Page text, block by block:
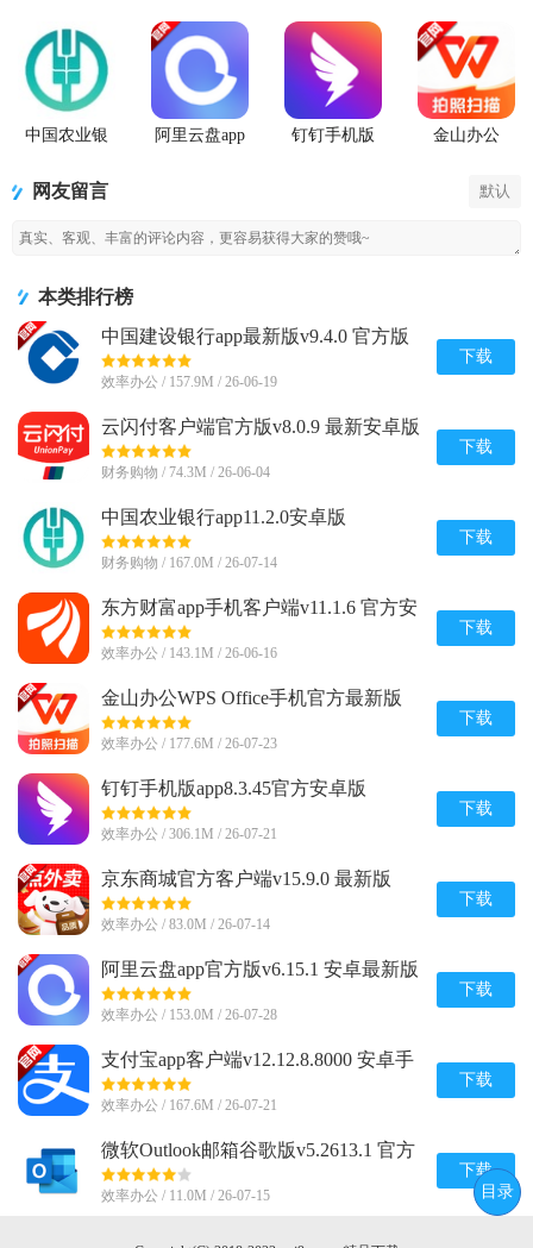
中国农业银
阿里云盘app
钉钉手机版
金山办公
新版
网友留言 默认
本类排行榜
中国建设银行app最新版v9.4.0 官方版
效率办公 / 157.9M / 26-06-19
下载
云闪付客户端官方版v8.0.9 最新安卓版
财务购物 / 74.3M / 26-06-04
下载
中国农业银行app11.2.0安卓版
财务购物 / 167.0M / 26-07-14
下载
东方财富app手机客户端v11.1.6 官方安
卓版
效率办公 / 143.1M / 26-06-16
下载
金山办公WPS Office手机官方最新版
v26.7.2 正版
效率办公 / 177.6M / 26-07-23
下载
钉钉手机版app8.3.45官方安卓版
效率办公 / 306.1M / 26-07-21
下载
京东商城官方客户端v15.9.0 最新版
效率办公 / 83.0M / 26-07-14
下载
阿里云盘app官方版v6.15.1 安卓最新版
效率办公 / 153.0M / 26-07-28
下载
支付宝app客户端v12.12.8.8000 安卓手
机版
效率办公 / 167.6M / 26-07-21
下载
微软Outlook邮箱谷歌版v5.2613.1 官方
最新版
效率办公 / 11.0M / 26-07-15
下载
目录